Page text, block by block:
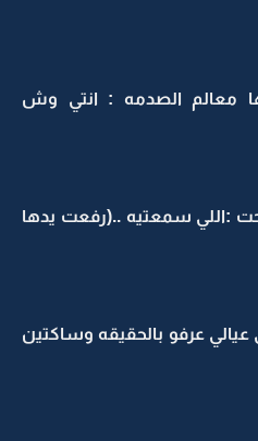
معالم الصدمه : انتي وش
:اللي سمعتيه ..(رفعت يدها
عيالي عرفو بالحقيقه وساكتين